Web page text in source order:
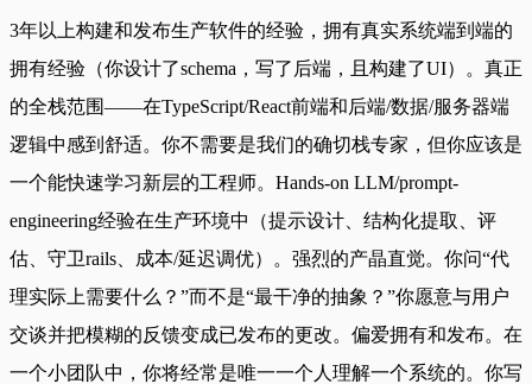
3年以上构建和发布生产软件的经验，拥有真实系统端到端的
拥有经验（你设计了schema，写了后端，且构建了UI）。真正
的全栈范围——在TypeScript/React前端和后端/数据/服务器端
逻辑中感到舒适。你不需要是我们的确切栈专家，但你应该是
一个能快速学习新层的工程师。Hands-on LLM/prompt-
engineering经验在生产环境中（提示设计、结构化提取、评
估、守卫rails、成本/延迟调优）。强烈的产晶直觉。你问“代
理实际上需要什么？”而不是“最干净的抽象？”你愿意与用户
交谈并把模糊的反馈变成已发布的更改。偏爱拥有和发布。在
一个小团队中，你将经常是唯一一个人理解一个系统的。你写